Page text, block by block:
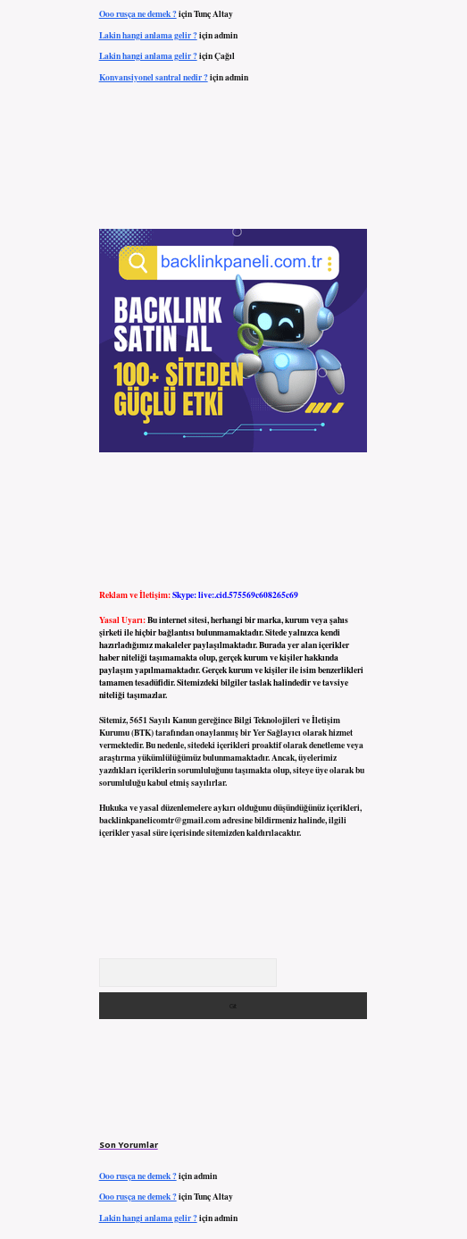
Ooo rusça ne demek ?içinTunç Altay
Lakin hangi anlama gelir ?içinadmin
Lakin hangi anlama gelir ?içinÇağıl
Konvansiyonel santral nedir ?içinadmin
Reklam ve İletişim:Skype: live:.cid.575569c608265c69
Yasal Uyarı:Bu internet sitesi, herhangi bir marka, kurum veya şahıs
şirketi ile hiçbir bağlantısı bulunmamaktadır. Sitede yalnızca kendi
hazırladığımız makaleler paylaşılmaktadır. Burada yer alan içerikler
haber niteliği taşımamakta olup, gerçek kurum ve kişiler hakkında
paylaşım yapılmamaktadır. Gerçek kurum ve kişiler ile isim benzerlikleri
tamamen tesadüfidir. Sitemizdeki bilgiler taslak halindedir ve tavsiye
niteliği taşımazlar.
Sitemiz, 5651 Sayılı Kanun gereğince Bilgi Teknolojileri ve İletişim
Kurumu (BTK) tarafından onaylanmış bir Yer Sağlayıcı olarak hizmet
vermektedir. Bu nedenle, sitedeki içerikleri proaktif olarak denetleme veya
araştırma yükümlülüğümüz bulunmamaktadır. Ancak, üyelerimiz
yazdıkları içeriklerin sorumluluğunu taşımakta olup, siteye üye olarak bu
sorumluluğu kabul etmiş sayılırlar.
Hukuka ve yasal düzenlemelere aykırı olduğunu düşündüğünüz içerikleri,
backlinkpanelicomtr@gmail.comadresine bildirmeniz halinde, ilgili
içerikler yasal süre içerisinde sitemizden kaldırılacaktır.
Son Yorumlar
Ooo rusça ne demek ?içinadmin
Ooo rusça ne demek ?içinTunç Altay
Lakin hangi anlama gelir ?içinadmin